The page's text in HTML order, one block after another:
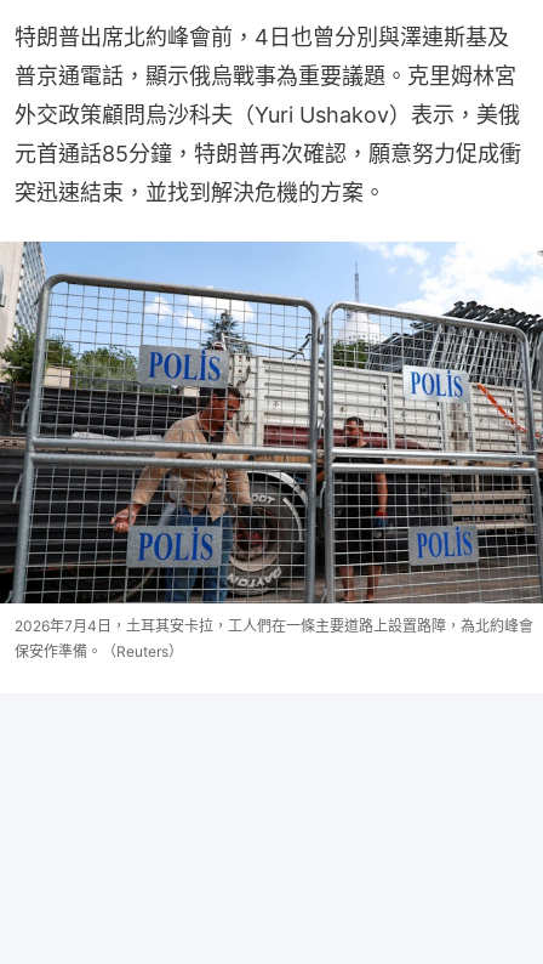
特朗普出席北約峰會前，4日也曾分別與澤連斯基及
普京通電話，顯示俄烏戰事為重要議題。克里姆林宮
外交政策顧問烏沙科夫（Yuri Ushakov）表示，美俄
元首通話85分鐘，特朗普再次確認，願意努力促成衝
突迅速結束，並找到解決危機的方案。
2026年7月4日，土耳其安卡拉，工人們在一條主要道路上設置路障，為北約峰會
保安作準備。（Reuters）